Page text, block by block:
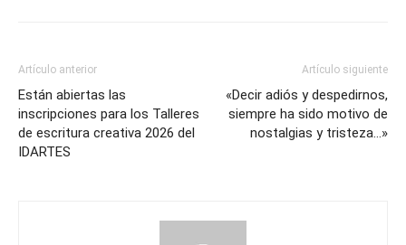
Artículo anterior
Están abiertas las
inscripciones para los Talleres
de escritura creativa 2026 del
IDARTES
Artículo siguiente
«Decir adiós y despedirnos,
siempre ha sido motivo de
nostalgias y tristeza…»